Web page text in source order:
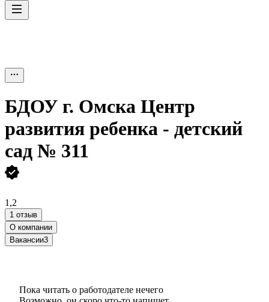
БДОУ г. Омска Центр
развития ребенка - детский
сад № 311
1,2
1 отзыв
О компании
Вакансии3
Пока читать о работодателе нечего